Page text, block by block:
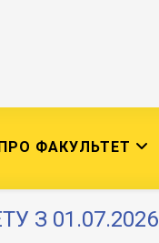
ФАКУЛЬТЕТ
З 01.07.2026